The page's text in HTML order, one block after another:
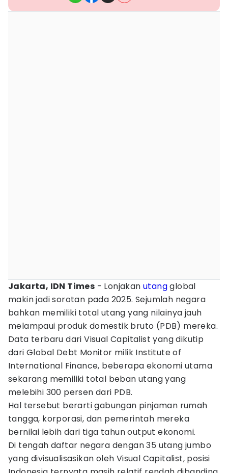
Jakarta, IDN Times - Lonjakanutangglobal
makin jadi sorotan pada 2025. Sejumlah negara
bahkan memiliki total utang yang nilainya jauh
melampaui produk domestik bruto (PDB) mereka.
Data terbaru dari Visual Capitalist yang dikutip
dari Global Debt Monitor milik Institute of
International Finance, beberapa ekonomi utama
sekarang memiliki total beban utang yang
melebihi 300 persen dari PDB.
Hal tersebut berarti gabungan pinjaman rumah
tangga, korporasi, dan pemerintah mereka
bernilai lebih dari tiga tahun output ekonomi.
Di tengah daftar negara dengan 35 utang jumbo
yang divisualisasikan oleh Visual Capitalist, posisi